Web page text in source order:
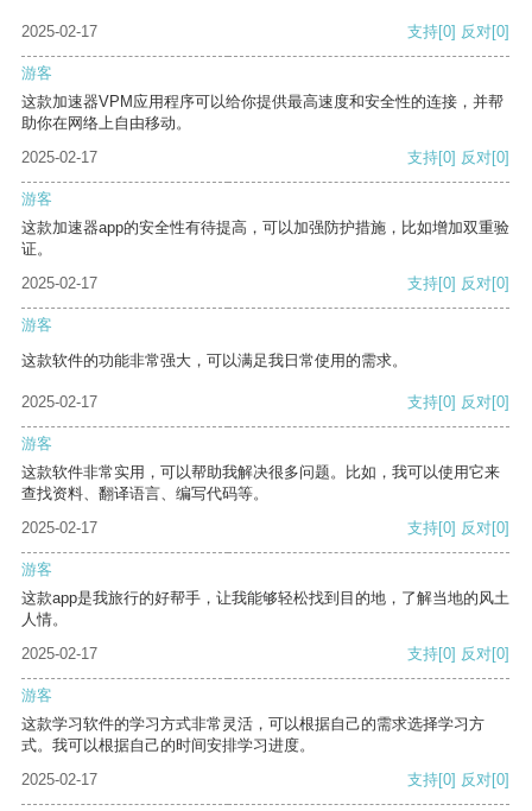
2025-02-17 支持[0] 反对[0]
游客
这款加速器VPM应用程序可以给你提供最高速度和安全性的连接，并帮
助你在网络上自由移动。
2025-02-17
支持[0] 反对[0]
游客
这款加速器app的安全性有待提高，可以加强防护措施，比如增加双重验
证。
2025-02-17
支持[0] 反对[0]
游客
这款软件的功能非常强大，可以满足我日常使用的需求。
2025-02-17 支持[0] 反对[0]
游客
这款软件非常实用，可以帮助我解决很多问题。比如，我可以使用它来
查找资料、翻译语言、编写代码等。
2025-02-17
支持[0] 反对[0]
游客
这款app是我旅行的好帮手，让我能够轻松找到目的地，了解当地的风土
人情。
2025-02-17
支持[0] 反对[0]
游客
这款学习软件的学习方式非常灵活，可以根据自己的需求选择学习方
式。我可以根据自己的时间安排学习进度。
2025-02-17
支持[0] 反对[0]